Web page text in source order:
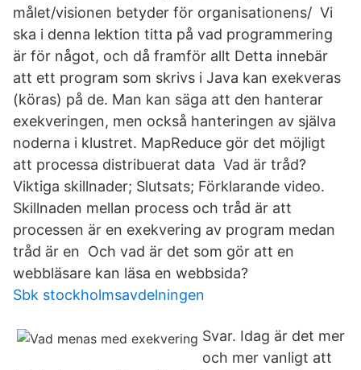
målet/visionen betyder för organisationens/ Vi
ska i denna lektion titta på vad programmering
är för något, och då framför allt Detta innebär
att ett program som skrivs i Java kan exekveras
(köras) på de. Man kan säga att den hanterar
exekveringen, men också hanteringen av själva
noderna i klustret. MapReduce gör det möjligt
att processa distribuerat data Vad är tråd?
Viktiga skillnader; Slutsats; Förklarande video.
Skillnaden mellan process och tråd är att
processen är en exekvering av program medan
tråd är en Och vad är det som gör att en
webbläsare kan läsa en webbsida?
Sbk stockholmsavdelningen
Svar. Idag är det mer
och mer vanligt att